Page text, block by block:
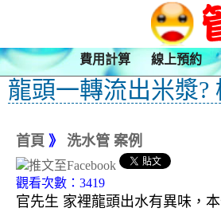
費用計算 線上預約
龍頭一轉流出米漿?
首頁 》 洗水管 案例
觀看次數：3419
官先生 家裡龍頭出水有異味，